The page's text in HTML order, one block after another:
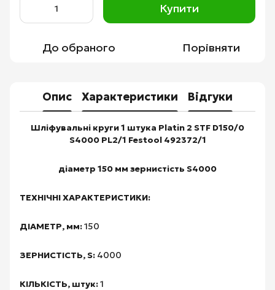
Купити
До обраного Порівняти
Опис Характеристики Відгуки
Шліфувальні круги 1 штука Platin 2 STF D150/0
S4000 PL2/1 Festool 492372/1
діаметр 150 мм зернистість S4000
ТЕХНІЧНІ ХАРАКТЕРИСТИКИ:
ДІАМЕТР, мм:150
ЗЕРНИСТІСТЬ, S: 4000
КІЛЬКІСТЬ, штук:1